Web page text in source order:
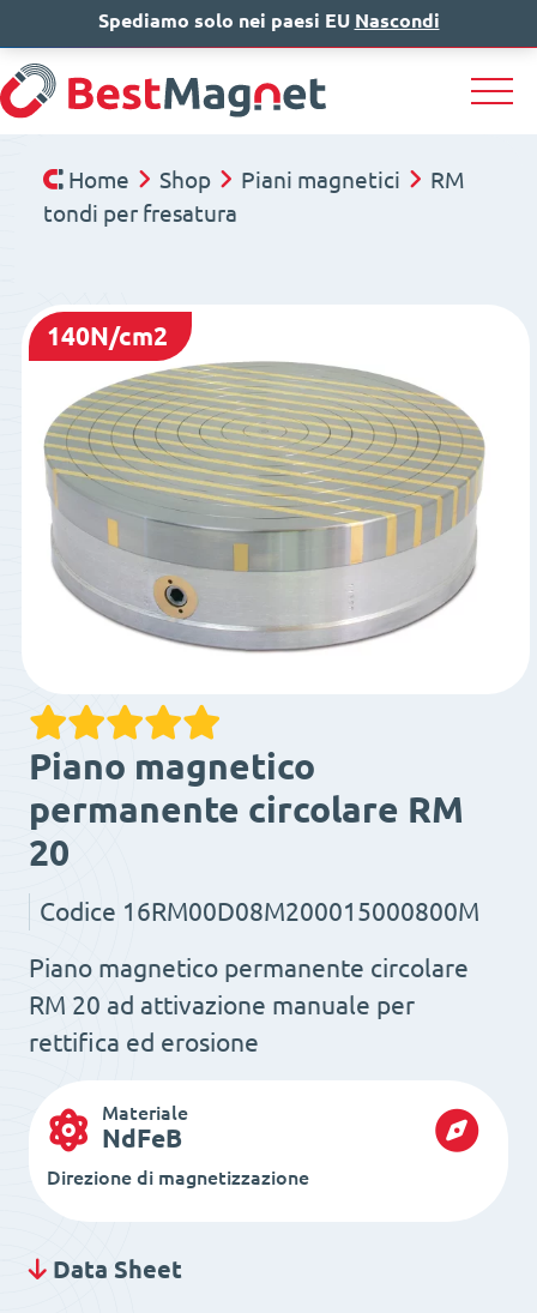
IT EN DE
Home Shop Piani magnetici
RM
tondi per fresatura
140N/cm2
Piano magnetico
permanente circolare RM
20
Codice 16RM00D08M200015000800M
Piano magnetico permanente circolare
RM 20 ad attivazione manuale per
rettifica ed erosione
Materiale
NdFeB
Direzione di magnetizzazione
Data Sheet
Spediamo solo nei paesi EU Nascondi